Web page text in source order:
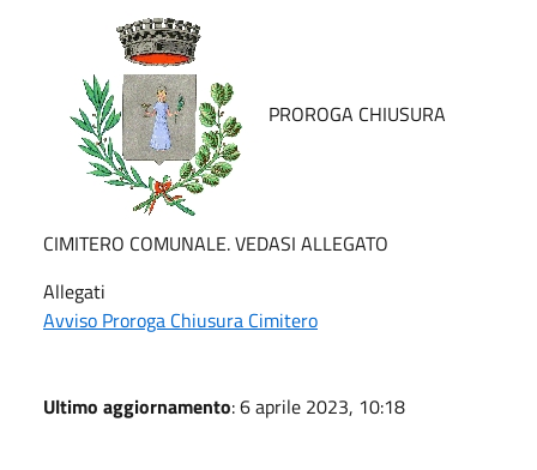
PROROGA CHIUSURA
CIMITERO COMUNALE. VEDASI ALLEGATO
Allegati
Avviso Proroga Chiusura Cimitero
Ultimo aggiornamento: 6 aprile 2023, 10:18